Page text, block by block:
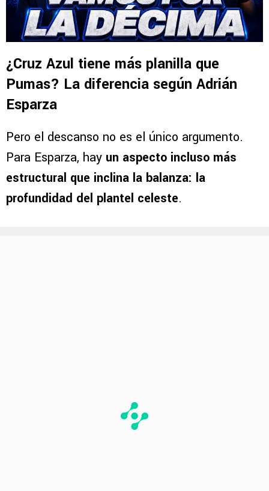
¿Cruz Azul tiene más planilla que
Pumas? La diferencia según Adrián
Esparza
Pero el descanso no es el único argumento.
Para Esparza, hay un aspecto incluso más
estructural que inclina la balanza: la
profundidad del plantel celeste.